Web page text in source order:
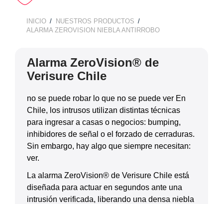
BREADCRUMB
INICIO
NUESTROS PRODUCTOS
ALARMA ZEROVISION NIEBLA ANTIRROBO
Alarma ZeroVision® de
Verisure Chile
no se puede robar lo que no se puede ver En
Chile, los intrusos utilizan distintas técnicas
para ingresar a casas o negocios: bumping,
inhibidores de señal o el forzado de cerraduras.
Sin embargo, hay algo que siempre necesitan:
ver.
La alarma ZeroVision® de Verisure Chile está
diseñada para actuar en segundos ante una
intrusión verificada, liberando una densa niebla